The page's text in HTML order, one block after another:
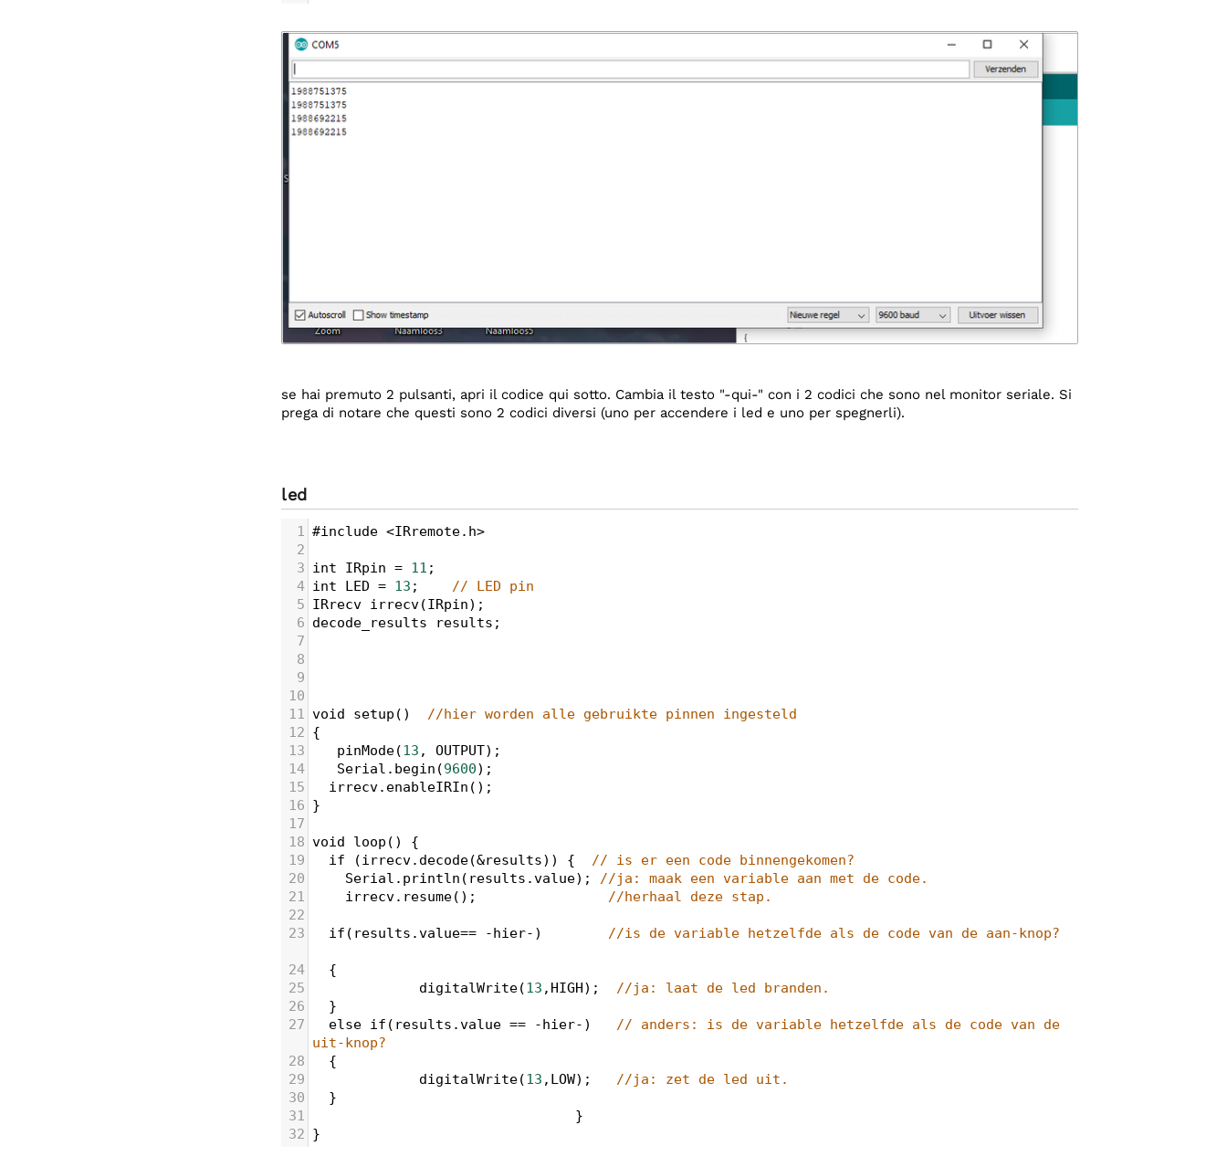
se hai premuto 2 pulsanti, apri il codice qui sotto. Cambia il testo "-qui-" con i 2 codici che sono nel monitor seriale. Si
prega di notare che questi sono 2 codici diversi (uno per accendere i led e uno per spegnerli).
led
1 #include <IRremote. h>
2
3 int IRpin = 11 ;
4 int LED = 13 ; // LED pin
5 IRrecv irrecv(IRpin);
6 decode_results results ;
7
8
9
10
11 void setup () //hier worden alle gebruikte pinnen ingesteld
12 {
13
pinMode(13 , OUTPUT);
14
Serial . begin (9600);
15
irrecv. enableIRIn ();
16 }
17
18 void loop () {
19
if (irrecv. decode(&results)) { // is er een code binnengekomen?
20
Serial . println ( results .value); //ja: maak een variable aan met de code.
21
irrecv. resume();
//herhaal deze stap.
22
23
if ( results .value== -hier- ) //is de variable hetzelfde als de code van de aan-knop?
24
  {
25
digitalWrite(13 , HIGH); //ja: laat de led branden.
26
  }
27
else if ( results .value == -hier- ) // anders: is de variable hetzelfde als de code van de
uit-knop?
28
  {
29
digitalWrite(13 , LOW); //ja: zet de led uit.
30
  }
31
}
32 }